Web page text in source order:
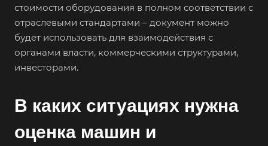
стоимости оборудования в полном соответствии с
отраслевыми стандартами – документ можно
будет использовать для взаимодействия с
органами власти, коммерческими структурами,
инвесторами.
В каких ситуациях нужна
оценка машин и